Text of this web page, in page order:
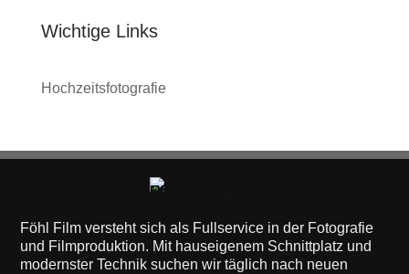
Wichtige Links
Hochzeitsfotografie
Föhl Film versteht sich als Fullservice in der Fotografie
und Filmproduktion. Mit hauseigenem Schnittplatz und
modernster Technik suchen wir täglich nach neuen